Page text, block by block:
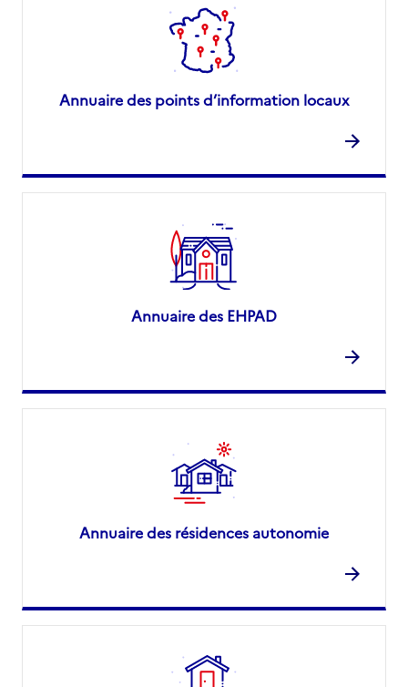
Annuaire des points d’information locaux
Annuaire des EHPAD
Annuaire des résidences autonomie